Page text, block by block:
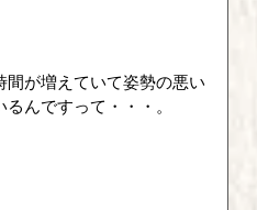
が増えていて姿勢の悪い
んですって・・・。